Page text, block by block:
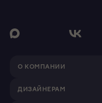
О КОМПАНИИ
ДИЗАЙНЕРАМ